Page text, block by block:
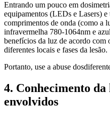
Entrando um pouco em
equipamentos (LEDs e Lasers)
comprimentos de onda (como a
infravermelha 780-1064nm e
benefícios da luz de acordo com
diferentes locais e fases da lesão.
Portanto, use a abuse
4. Conhecimento da
envolvidos